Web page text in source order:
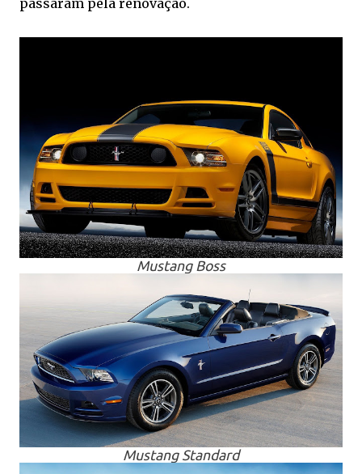
passaram pela renovação.
Mustang Boss
Mustang Standard